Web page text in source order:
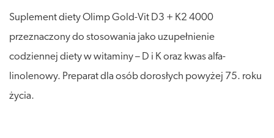
Suplement diety Olimp Gold-Vit D3 + K2 4000
przeznaczony do stosowania jako uzupełnienie
codziennej diety w witaminy – D i K oraz kwas alfa-
linolenowy. Preparat dla osób dorosłych powyżej 75. roku
życia.